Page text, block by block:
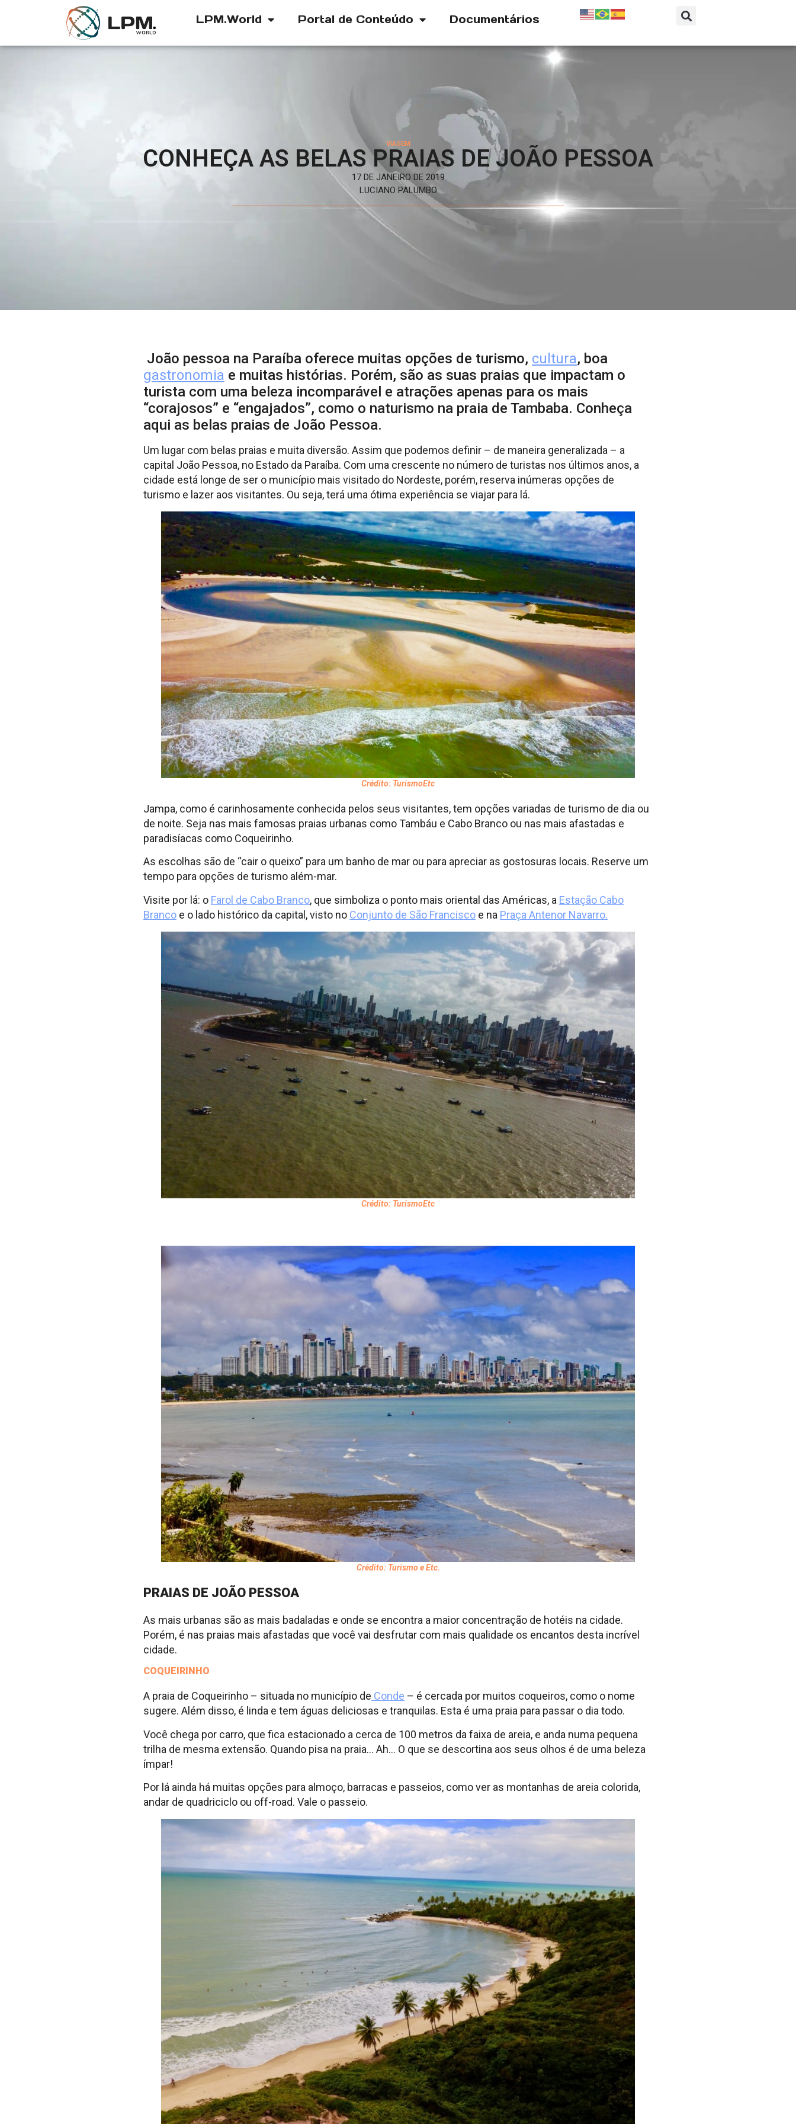
LPM.World Portal de Conteúdo Documentários
VIAGEM
CONHEÇA AS BELAS PRAIAS DE JOÃO PESSOA
17 DE JANEIRO DE 2019
LUCIANO PALUMBO
João pessoa na Paraíba oferece muitas opções de turismo, cultura, boa
gastronomia e muitas histórias. Porém, são as suas praias que impactam o
turista com uma beleza incomparável e atrações apenas para os mais
“corajosos” e “engajados”, como o naturismo na praia de Tambaba. Conheça
aqui as belas praias de João Pessoa.
Um lugar com belas praias e muita diversão. Assim que podemos definir – de maneira generalizada – a
capital João Pessoa, no Estado da Paraíba. Com uma crescente no número de turistas nos últimos anos, a
cidade está longe de ser o município mais visitado do Nordeste, porém, reserva inúmeras opções de
turismo e lazer aos visitantes. Ou seja, terá uma ótima experiência se viajar para lá.
Crédito: TurismoEtc
Jampa, como é carinhosamente conhecida pelos seus visitantes, tem opções variadas de turismo de dia ou
de noite. Seja nas mais famosas praias urbanas como Tambáu e Cabo Branco ou nas mais afastadas e
paradisíacas como Coqueirinho.
As escolhas são de “cair o queixo” para um banho de mar ou para apreciar as gostosuras locais. Reserve um
tempo para opções de turismo além-mar.
Visite por lá: o Farol de Cabo Branco, que simboliza o ponto mais oriental das Américas, a Estação Cabo
Branco e o lado histórico da capital, visto no Conjunto de São Francisco e na Praça Antenor Navarro.
Crédito: TurismoEtc
Crédito: Turismo e Etc.
PRAIAS DE JOÃO PESSOA
As mais urbanas são as mais badaladas e onde se encontra a maior concentração de hotéis na cidade.
Porém, é nas praias mais afastadas que você vai desfrutar com mais qualidade os encantos desta incrível
cidade.
COQUEIRINHO
A praia de Coqueirinho – situada no município de Conde – é cercada por muitos coqueiros, como o nome
sugere. Além disso, é linda e tem águas deliciosas e tranquilas. Esta é uma praia para passar o dia todo.
Você chega por carro, que fica estacionado a cerca de 100 metros da faixa de areia, e anda numa pequena
trilha de mesma extensão. Quando pisa na praia… Ah… O que se descortina aos seus olhos é de uma beleza
ímpar!
Por lá ainda há muitas opções para almoço, barracas e passeios, como ver as montanhas de areia colorida,
andar de quadriciclo ou off-road. Vale o passeio.